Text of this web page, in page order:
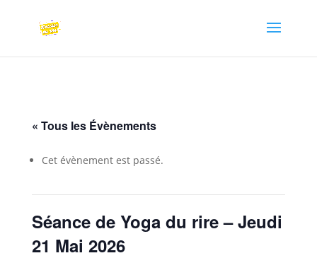
« Tous les Évènements
Cet évènement est passé.
Séance de Yoga du rire – Jeudi
21 Mai 2026